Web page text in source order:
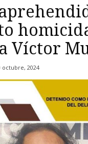
Víctor
octubre, 2024